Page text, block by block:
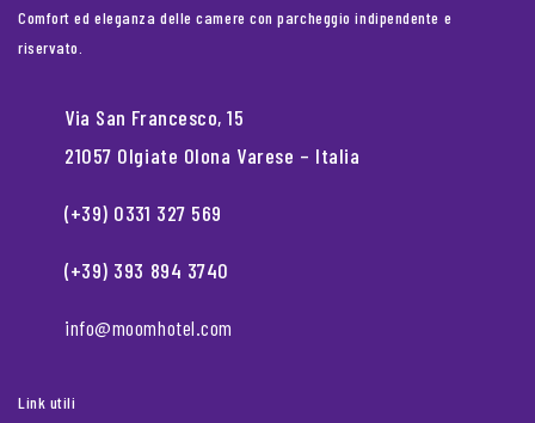
Comfort ed eleganza delle camere con parcheggio indipendente e
riservato.
Via San Francesco, 15
21057 Olgiate Olona Varese – Italia
(+39) 0331 327 569
(+39) 393 894 3740
info@moomhotel.com
Link utili